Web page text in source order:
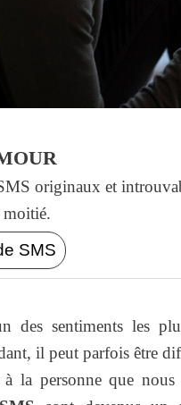
originaux et
SMS
des sentiments les
il peut parfois être
la personne que nous